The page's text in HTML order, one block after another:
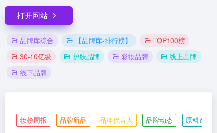
打开网站
品牌库综合 【品牌库-排行榜】
TOP100榜
30-10亿级
护肤品牌 彩妆品牌
线上品牌
线下品牌
妆榜周报 品牌新品 品牌代言人 品牌动态 原料产业